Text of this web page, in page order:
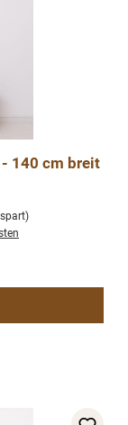
140 cm breit